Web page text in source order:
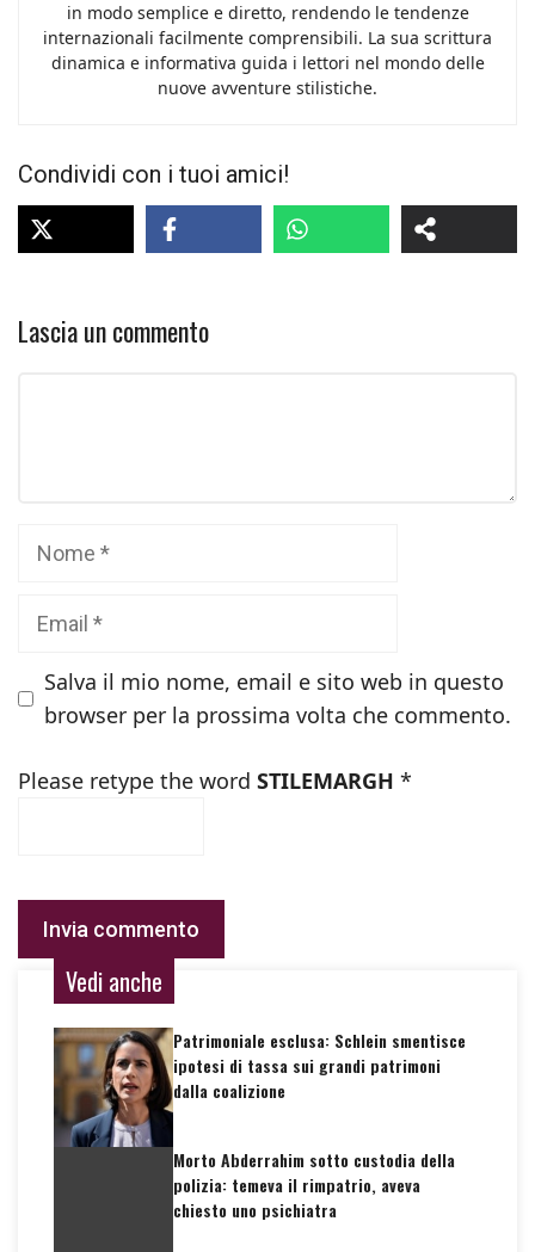
in modo semplice e diretto, rendendo le tendenze
internazionali facilmente comprensibili. La sua scrittura
dinamica e informativa guida i lettori nel mondo delle
nuove avventure stilistiche.
Condividi con i tuoi amici!
Lascia un commento
Salva il mio nome, email e sito web in questo
browser per la prossima volta che commento.
Please retype the word STILEMARGH *
Vedi anche
Patrimoniale esclusa: Schlein smentisce
ipotesi di tassa sui grandi patrimoni
dalla coalizione
Morto Abderrahim sotto custodia della
polizia: temeva il rimpatrio, aveva
chiesto uno psichiatra